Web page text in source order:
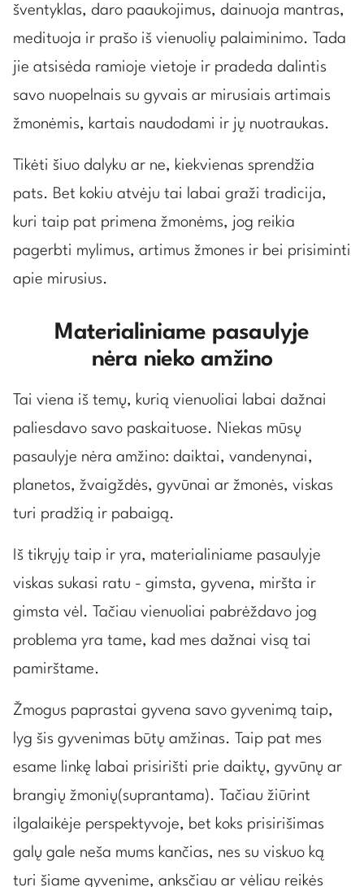
šventyklas, daro paaukojimus, dainuoja mantras,
medituoja ir prašo iš vienuolių palaiminimo. Tada
jie atsisėda ramioje vietoje ir pradeda dalintis
savo nuopelnais su gyvais ar mirusiais artimais
žmonėmis, kartais naudodami ir jų nuotraukas.
Tikėti šiuo dalyku ar ne, kiekvienas sprendžia
pats. Bet kokiu atvėju tai labai graži tradicija,
kuri taip pat primena žmonėms, jog reikia
pagerbti mylimus, artimus žmones ir bei prisiminti
apie mirusius.
Materialiniame pasaulyje
nėra nieko amžino
Tai viena iš temų, kurią vienuoliai labai dažnai
paliesdavo savo paskaituose. Niekas mūsų
pasaulyje nėra amžino: daiktai, vandenynai,
planetos, žvaigždės, gyvūnai ar žmonės, viskas
turi pradžią ir pabaigą.
Iš tikrųjų taip ir yra, materialiniame pasaulyje
viskas sukasi ratu - gimsta, gyvena, miršta ir
gimsta vėl. Tačiau vienuoliai pabrėždavo jog
problema yra tame, kad mes dažnai visą tai
pamirštame.
Žmogus paprastai gyvena savo gyvenimą taip,
lyg šis gyvenimas būtų amžinas. Taip pat mes
esame linkę labai prisirišti prie daiktų, gyvūnų ar
brangių žmonių(suprantama). Tačiau žiūrint
ilgalaikėje perspektyvoje, bet koks prisirišimas
galų gale neša mums kančias, nes su viskuo ką
turi šiame gyvenime, anksčiau ar vėliau reikės